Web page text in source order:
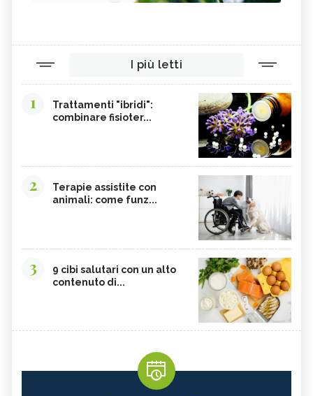
I più letti
1
Trattamenti "ibridi":
combinare fisioter...
2
Terapie assistite con
animali: come funz...
3
9 cibi salutari con un alto
contenuto di...